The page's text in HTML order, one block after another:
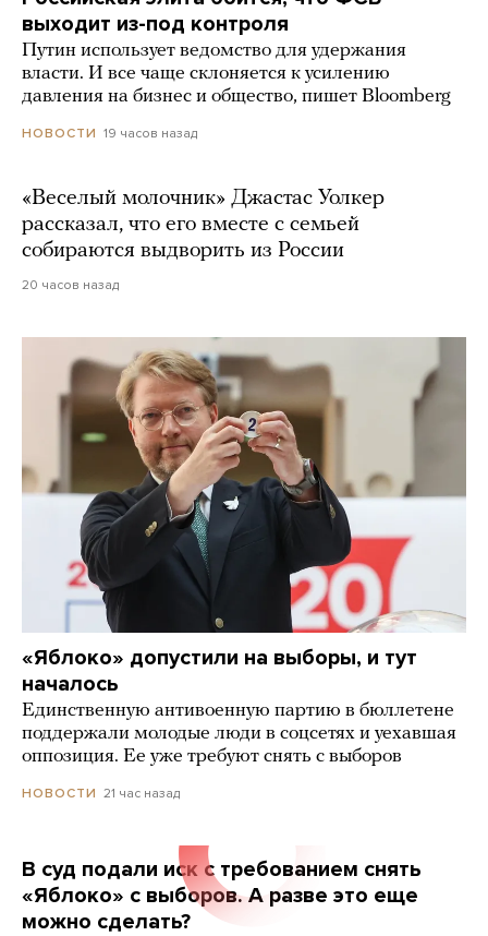
выходит из-под контроля
Путин использует ведомство для удержания
власти. И все чаще склоняется к усилению
давления на бизнес и общество, пишет Bloomberg
НОВОСТИ 19 часов назад
«Веселый молочник» Джастас Уолкер
рассказал, что его вместе с семьей
собираются выдворить из России
20 часов назад
«Яблоко» допустили на выборы, и тут
началось
Единственную антивоенную партию в бюллетене
поддержали молодые люди в соцсетях и уехавшая
оппозиция. Ее уже требуют снять с выборов
НОВОСТИ 21 час назад
В суд подали иск с требованием снять
«Яблоко» с выборов. А разве это еще
можно сделать?